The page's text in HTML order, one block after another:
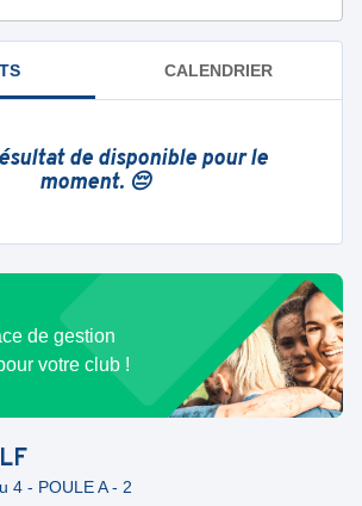
CALENDRIER
de disponible pour le
moment. 😔
de gestion
votre club !
4 - POULE A - 2